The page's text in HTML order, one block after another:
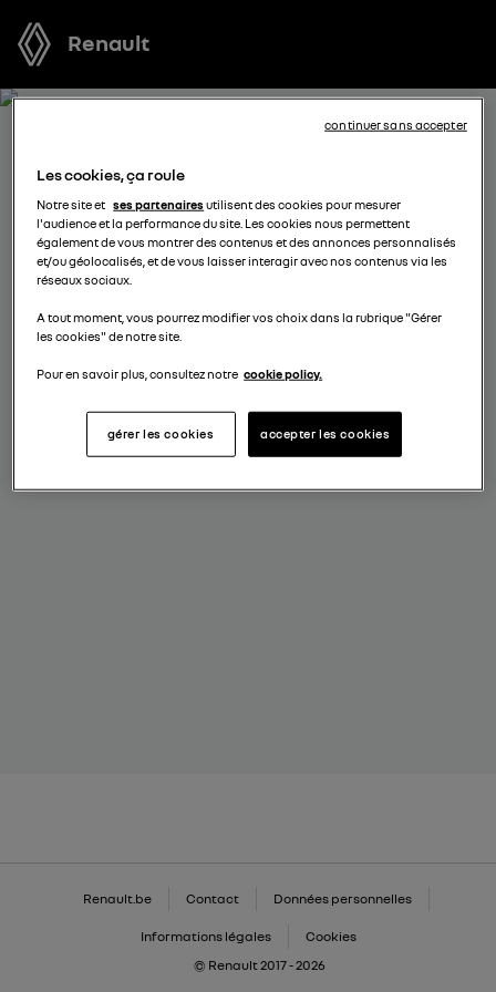
Renault
RECEVEZ GRATUITEMENT
VOTRE OFFRE POUR
RENAULT 4 E-TECH ELECTRIC
proposer l’offre la plus avantageuse, des solutions de
conseiller dans votre projet d’achat.
complétez vos coordonnées
Renault.be Contact Données personnelles
Informations légales
Cookies
© Renault 2017 - 2026
Les cookies, ça roule
Notre site et ses partenairesutilisent des cookies pour mesurer
l'audience et la performance du site. Les cookies nous permettent
également de vous montrer des contenus et des annonces personnalisés
et/ou géolocalisés, et de vous laisser interagir avec nos contenus via les
réseaux sociaux.
A tout moment, vous pourrez modifier vos choix dans la rubrique "Gérer
les cookies" de notre site.
Pour en savoir plus, consultez notre cookie policy.
accepter les cookies
gérer les cookies
continuer sans accepter